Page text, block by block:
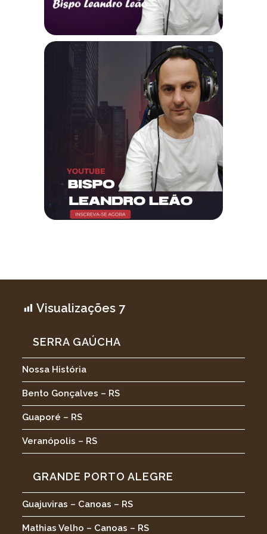
Visualizações 7
SERRA GAÚCHA
Nossa História
Bento Gonçalves – RS
Guaporé – RS
Veranópolis – RS
GRANDE PORTO ALEGRE
Guajuviras – Canoas – RS
Mathias Velho – Canoas – RS